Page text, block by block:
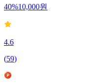
40%10,000원
4.6
(59)